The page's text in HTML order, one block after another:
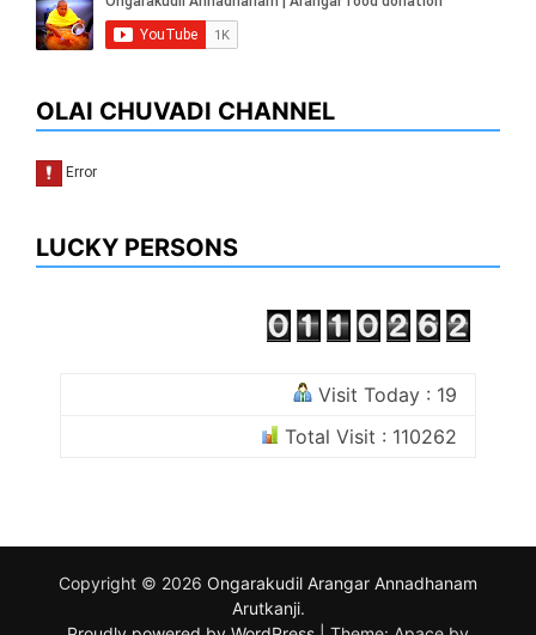
OLAI CHUVADI CHANNEL
LUCKY PERSONS
Visit Today : 19
Total Visit : 110262
Copyright © 2026 Ongarakudil Arangar Annadhanam
Arutkanji.